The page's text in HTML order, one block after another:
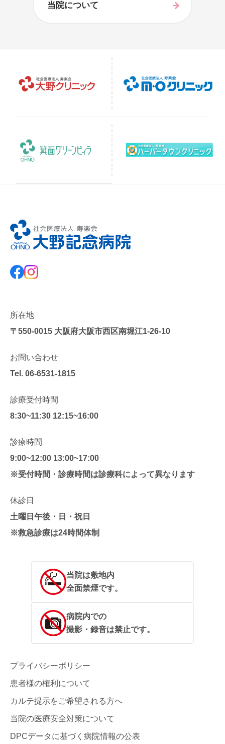
当院について
所在地
〒550-0015 大阪府大阪市西区南堀江1-26-10
お問い合わせ
Tel. 06-6531-1815
診療受付時間
8:30~11:30 12:15~16:00
診療時間
9:00~12:00 13:00~17:00
※受付時間・診療時間は診療科によって異なります
休診日
土曜日午後・日・祝日
※救急診療は24時間体制
当院は敷地内
全面禁煙です。
病院内での
撮影・録音は禁止です。
プライバシーポリシー
患者様の権利について
カルテ提示をご希望される方へ
当院の医療安全対策について
DPCデータに基づく病院情報の公表